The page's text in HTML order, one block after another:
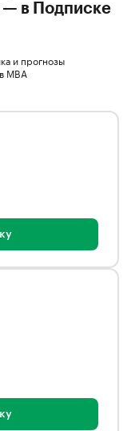
в Подписке
и прогнозы
MBA